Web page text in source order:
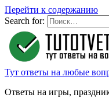
Перейти к содержанию
Search for:
Тут ответы на любые
Ответы на игры,